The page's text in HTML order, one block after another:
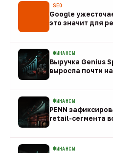
SEO
Google
это значит для
ФИНАНСЫ
Выручка Genius
выросла почти
ФИНАНСЫ
PENN
retail-сегмента
ФИНАНСЫ